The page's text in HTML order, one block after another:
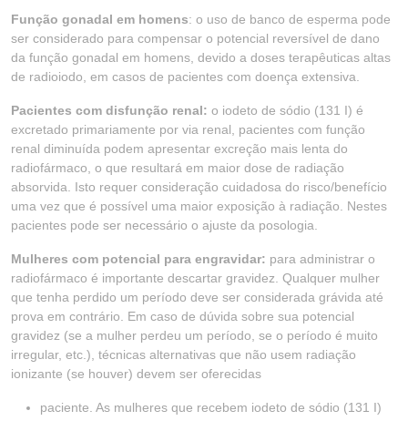
Função gonadal em homens: o uso de banco de esperma pode
ser considerado para compensar o potencial reversível de dano
da função gonadal em homens, devido a doses terapêuticas altas
de radioiodo, em casos de pacientes com doença extensiva.
Pacientes com disfunção renal: o iodeto de sódio (131 I) é
excretado primariamente por via renal, pacientes com função
renal diminuída podem apresentar excreção mais lenta do
radiofármaco, o que resultará em maior dose de radiação
absorvida. Isto requer consideração cuidadosa do risco/benefício
uma vez que é possível uma maior exposição à radiação. Nestes
pacientes pode ser necessário o ajuste da posologia.
Mulheres com potencial para engravidar: para administrar o
radiofármaco é importante descartar gravidez. Qualquer mulher
que tenha perdido um período deve ser considerada grávida até
prova em contrário. Em caso de dúvida sobre sua potencial
gravidez (se a mulher perdeu um período, se o período é muito
irregular, etc.), técnicas alternativas que não usem radiação
ionizante (se houver) devem ser oferecidas
paciente. As mulheres que recebem iodeto de sódio (131 I)